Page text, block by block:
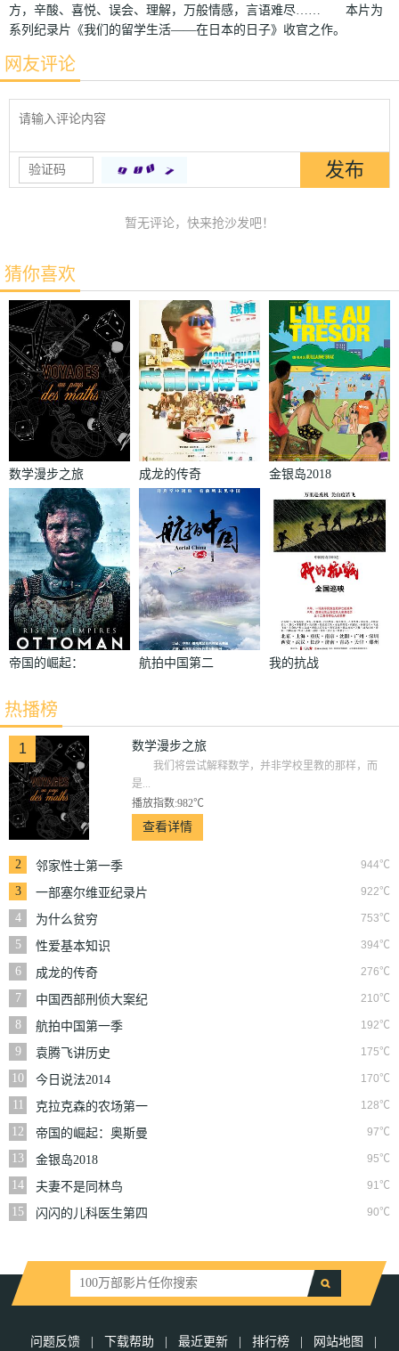
方，辛酸、喜悦、误会、理解，万般情感，言语难尽…… 本片为
系列纪录片《我们的留学生活——在日本的日子》收官之作。
网友评论
暂无评论，快来抢沙发吧！
猜你喜欢
数学漫步之旅 成龙的传奇 金银岛2018
帝国的崛起：
航拍中国第二
我的抗战
热播榜
1 数学漫步之旅
我们将尝试解释数学，并非学校里教的那样，而
是...
播放指数:982℃
查看详情
2 944℃
邻家性士第一季
3
922℃
一部塞尔维亚纪录片
4
753℃
为什么贫穷
5
394℃
性爱基本知识
6
276℃
成龙的传奇
7
210℃
中国西部刑侦大案纪
实
8 192℃
航拍中国第一季
9
175℃
袁腾飞讲历史
10
170℃
今日说法2014
11
128℃
克拉克森的农场第一
季
12 97℃
帝国的崛起：奥斯曼
第一季
13 95℃
金银岛2018
14
91℃
夫妻不是同林鸟
15
90℃
闪闪的儿科医生第四
问题反馈 | 下载帮助 | 最近更新 | 排行榜 | 网站地图 |